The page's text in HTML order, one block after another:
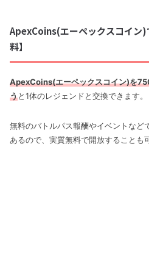
ApexCoins(エーペックスコイン
料】
ApexCoins(エーペックスコイン)を
うと1体のレジェンドと交換できます。
無料のバトルパス報酬やイベントなど
あるので、実質無料で開放することも